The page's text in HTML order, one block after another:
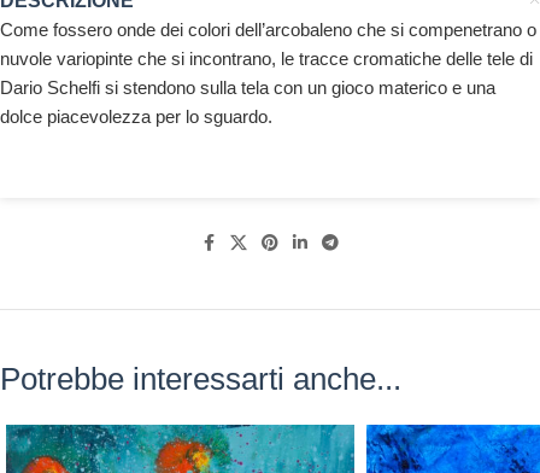
Come fossero onde dei colori dell’arcobaleno che si compenetrano o
nuvole variopinte che si incontrano, le tracce cromatiche delle tele di
Dario Schelfi si stendono sulla tela con un gioco materico e una
dolce piacevolezza per lo sguardo.
Potrebbe interessarti anche...